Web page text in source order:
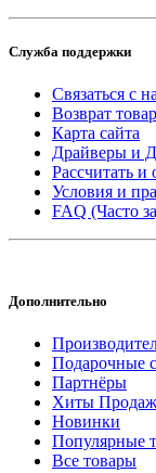
Служба поддержки
Связаться с
Возврат
Карта сайта
Драйверы и
Рассчитать и
Условия и
FAQ (Часто
Дополнительно
Подарочные
Партнёры
Хиты Продаж
Новинки
Популярные
Все товары